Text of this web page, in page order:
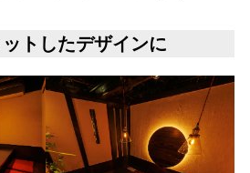
トしたデザインに